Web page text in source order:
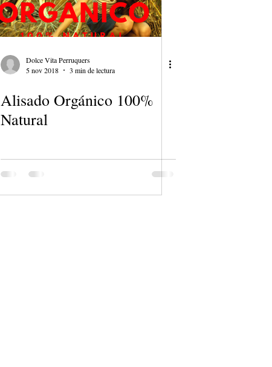
Dolce Vita Perruquers
5 nov 2018
3 min de lectura
Alisado Orgánico 100%
Natural